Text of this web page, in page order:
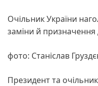
Очільник України
заміни й призначення
фото: Станіслав
Президент та